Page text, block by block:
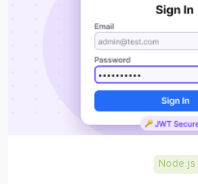
Node.js